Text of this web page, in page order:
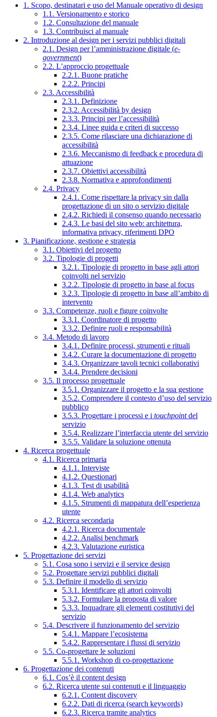
1. Scopo, destinatari e uso del Manuale operativo di design
1.1. Versionamento e storico
1.2. Consultazione del manuale
1.3. Contribuisci al manuale
2. Introduzione al design per i servizi pubblici digitali
2.1. Design per l’amministrazione digitale (e-
government)
2.2. L’approccio progettuale
2.2.1. Buone pratiche
2.2.2. Principi
2.3. Accessibilità
2.3.1. Definizione
2.3.2. Accessibilità by design
2.3.3. Principi per l’accessibilità
2.3.4. Linee guida e criteri di successo
2.3.5. Come rilasciare una dichiarazione di
accessibilità
2.3.6. Meccanismo di feedback e procedura di
attuazione
2.3.7. Obiettivi accessibilità
2.3.8. Normativa e approfondimenti
2.4. Privacy
2.4.1. Come rispettare la privacy sin dalla
progettazione di un sito o servizio digitale
2.4.2. Richiedi il consenso quando necessario
2.4.3. Le basi del sito web: architettura,
informativa privacy, riferimenti DPO
3. Pianificazione, gestione e strategia
3.1. Obiettivi del progetto
3.2. Tipologie di progetti
3.2.1. Tipologie di progetto in base agli attori
coinvolti nel servizio
3.2.2. Tipologie di progetto in base al focus
3.2.3. Tipologie di progetto in base all’ambito di
intervento
3.3. Competenze, ruoli e figure coinvolte
3.3.1. Coordinatore di progetto
3.3.2. Definire ruoli e responsabilità
3.4. Metodo di lavoro
3.4.1. Definire processi, strumenti e rituali
3.4.2. Curare la documentazione di progetto
3.4.3. Organizzare tavoli tecnici collaborativi
3.4.4. Prendere decisioni
3.5. Il processo progettuale
3.5.1. Organizzare il progetto e la sua gestione
3.5.2. Comprendere il contesto d’uso del servizio
pubblico
3.5.3. Progettare i processi e i touchpointdel
servizio
3.5.4. Realizzare l’interfaccia utente del servizio
3.5.5. Validare la soluzione ottenuta
4. Ricerca progettuale
4.1. Ricerca primaria
4.1.1. Interviste
4.1.2. Questionari
4.1.3. Test di usabilità
4.1.4. Web analytics
4.1.5. Strumenti di mappatura dell’esperienza
utente
4.2. Ricerca secondaria
4.2.1. Ricerca documentale
4.2.2. Analisi benchmark
4.2.3. Valutazione euristica
5. Progettazione dei servizi
5.1. Cosa sono i servizi e il service design
5.2. Progettare servizi pubblici digitali
5.3. Definire il modello di servizio
5.3.1. Identificare gli attori coinvolti
5.3.2. Formulare la proposta di valore
5.3.3. Inquadrare gli elementi costitutivi del
servizio
5.4. Descrivere il funzionamento del servizio
5.4.1. Mappare l’ecosistema
5.4.2. Rappresentare i flussi di servizio
5.5. Co-progettare le soluzioni
5.5.1. Workshop di co-progettazione
6. Progettazione dei contenuti
6.1. Cos’è il content design
6.2. Ricerca utente sui contenuti e il linguaggio
6.2.1. Content discovery
6.2.2. Dati di ricerca (search keywords)
6.2.3. Ricerca tramite analytics